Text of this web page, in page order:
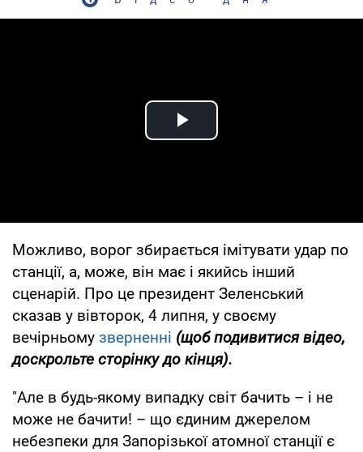
Play Video
Можливо, ворог збирається імітувати удар по
станції, а, може, він має і якийсь інший
сценарій. Про це президент Зеленський
сказав у вівторок, 4 липня, у своєму
вечірньому зверненні (щоб подивитися відео,
доскрольте сторінку до кінця).
"Але в будь-якому випадку світ бачить – і не
може не бачити! – що єдиним джерелом
небезпеки для Запорізької атомної станції є